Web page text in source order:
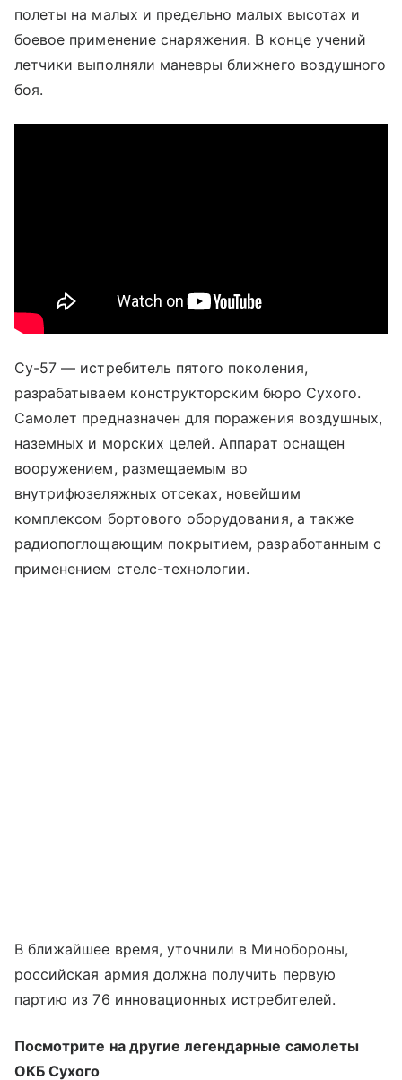
полеты на малых и предельно малых высотах и
боевое применение снаряжения. В конце учений
летчики выполняли маневры ближнего воздушного
боя.
Су-57 — истребитель пятого поколения,
разрабатываем конструкторским бюро Сухого.
Самолет предназначен для поражения воздушных,
наземных и морских целей. Аппарат оснащен
вооружением, размещаемым во
внутрифюзеляжных отсеках, новейшим
комплексом бортового оборудования, а также
радиопоглощающим покрытием, разработанным с
применением стелс-технологии.
В ближайшее время, уточнили в Минобороны,
российская армия должна получить первую
партию из 76 инновационных истребителей.
Посмотрите на другие легендарные самолеты
ОКБ Сухого